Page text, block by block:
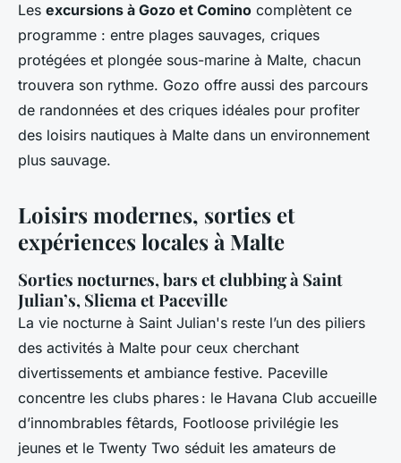
Les excursions à Gozo et Comino complètent ce
programme : entre plages sauvages, criques
protégées et plongée sous-marine à Malte, chacun
trouvera son rythme. Gozo offre aussi des parcours
de randonnées et des criques idéales pour profiter
des loisirs nautiques à Malte dans un environnement
plus sauvage.
Loisirs modernes, sorties et
expériences locales à Malte
Sorties nocturnes, bars et clubbing à Saint
Julian’s, Sliema et Paceville
La vie nocturne à Saint Julian's reste l’un des piliers
des activités à Malte pour ceux cherchant
divertissements et ambiance festive. Paceville
concentre les clubs phares : le Havana Club accueille
d’innombrables fêtards, Footloose privilégie les
jeunes et le Twenty Two séduit les amateurs de